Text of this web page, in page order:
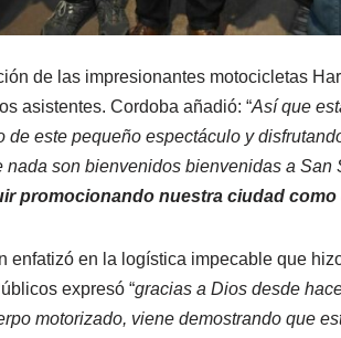
de las impresionantes motocicletas
asistentes. Cordoba añadió: “Así que
este pequeño espectáculo y
nada son bienvenidos bienvenidas a San
promocionando nuestra ciudad
enfatizó en la logística impecable que
expresó “gracias a Dios desde
motorizado, viene demostrando que